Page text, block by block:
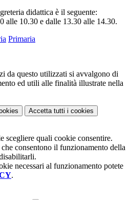
didattica è il seguente:
alle 10.30 e dalle 13.30 alle 14.30.
Primaria
da questo utilizzati si avvalgono di
ed utili alle finalità illustrate nella
Accetta tutti i cookies
scegliere quali cookie consentire.
consentono il funzionamento della
necessari al funzionamento potete
.